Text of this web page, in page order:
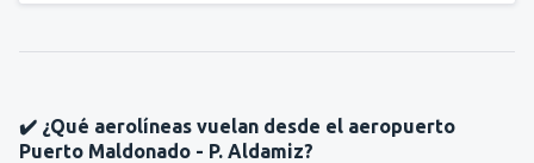
✔️ ¿Qué aerolíneas vuelan desde el aeropuerto
Puerto Maldonado - P. Aldamiz?